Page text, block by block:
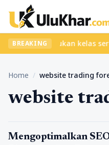
BREAKING
ribet? Temukan kelas seru
Home / website trading
website
Bisnis
Mengoptimalkan